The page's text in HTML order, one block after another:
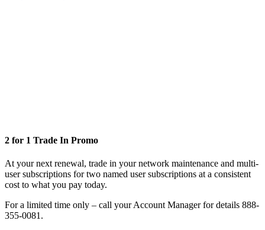
2 for 1 Trade In Promo
At your next renewal, trade in your network maintenance and multi-
user subscriptions for two named user subscriptions at a consistent
cost to what you pay today.
For a limited time only – call your Account Manager for details 888-
355-0081.